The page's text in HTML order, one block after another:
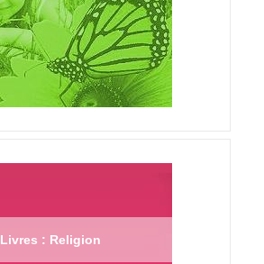
Livres : Religion